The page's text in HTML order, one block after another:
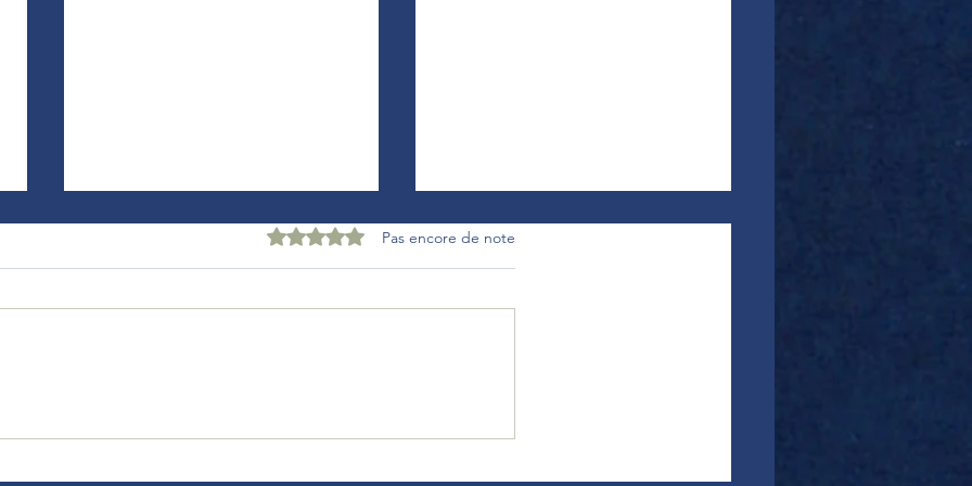
idée puissante
bonne idée ?
Noté 0 étoile sur 5.Pas encore de note